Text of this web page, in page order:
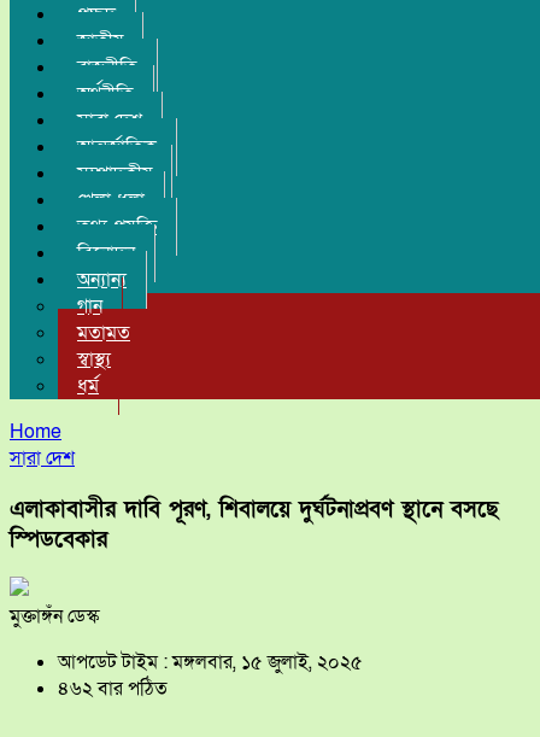
প্রচ্ছদ
জাতীয়
রাজনীতি
অর্থনীতি
সারা দেশ
আন্তর্জাতিক
সম্পাদকীয়
খেলা-ধুলা
তথ্য-প্রযুক্তি
বিনোদন
অন্যান্য
গান
মতামত
স্বাস্থ্য
ধর্ম
Home
সারা দেশ
এলাকাবাসীর দাবি পূরণ, শিবালয়ে দুর্ঘটনাপ্রবণ স্থানে বসছে
স্পিডবেকার
মুক্তাঙ্গঁন ডেস্ক
আপডেট টাইম : মঙ্গলবার, ১৫ জুলাই, ২০২৫
৪৬২ বার পঠিত